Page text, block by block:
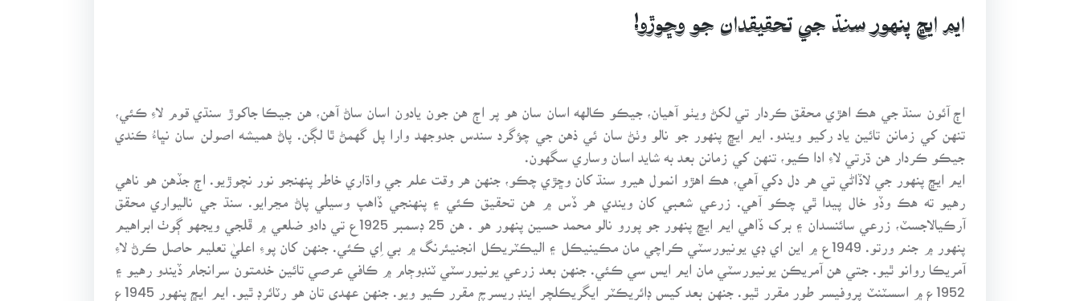
ايم ايڇ پنهور سنڌ جي تحقيقدان جو وڇوڙو!
اڄ آئون سنڌ جي هڪ اهڙي محقق ڪردار تي لکڻ ويٺو آهيان، جيڪو ڪالهه اسان سان هو پر اڄ هن جون يادون اسان ساڻ آهن، هن جيڪا جاکوڙ سنڌي قوم لاءِ ڪئي،
تنهن کي زمانن تائين ياد رکيو ويندو. ايم ايڇ پنهور جو نالو وٺڻ سان ئي ذهن جي چؤگرد سندس جدوجهد وارا پل گهمڻ ٿا لڳن. پاڻ هميشه اصولن سان نڀاءُ ڪندي
جيڪو ڪردار هن ڌرتي لاءِ ادا ڪيو، تنهن کي زمانن بعد به شايد اسان وساري سگهون.
ايم ايڇ پنهور جي لاڏاڻي تي هر دل دکي آهي، هڪ اهڙو انمول هيرو سنڌ کان وڇڙي چڪو، جنهن هر وقت علم جي واڌاري خاطر پنهنجو نور نچوڙيو. اڄ جڏهن هو ناهي
رهيو ته هڪ وڏو خال پيدا ٿي چڪو آهي. زرعي شعبي کان ويندي هر ڏس ۾ هن تحقيق ڪئي ۽ پنهنجي ڏاهپ وسيلي پاڻ مڃرايو. سنڌ جي ناليواري محقق
آرڪيالاجسٽ، زرعي سائنسدان ۽ برک ڏاهي ايم ايڇ پنهور جو پورو نالو محمد حسين پنهور هو . هن 25 ڊسمبر 1925ع تي دادو ضلعي ۾ ڦلجي ويجهو ڳوٺ ابراهيم
پنهور ۾ جنم ورتو. 1949ع ۾ اين اي ڊي يونيورسٽي ڪراچي مان مڪينيڪل ۽ اليڪٽريڪل انجنيئرنگ ۾ بي اِي ڪئي. جنهن کان پوءِ اعليٰ تعليم حاصل ڪرڻ لاءِ
آمريڪا روانو ٿيو. جتي هن آمريڪن يونيورسٽي مان ايم ايس سي ڪئي. جنهن بعد زرعي يونيورسٽي ٽنڊوڄام ۾ ڪافي عرصي تائين خدمتون سرانجام ڏيندو رهيو ۽